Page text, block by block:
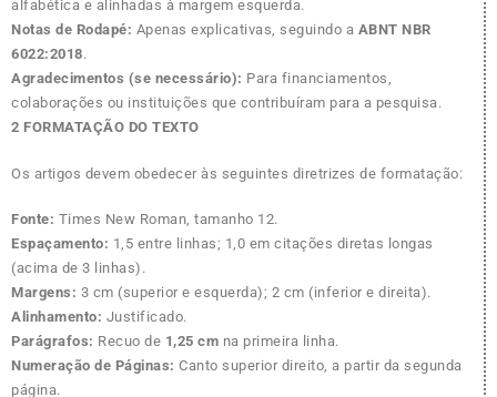
alfabética e alinhadas à margem esquerda.
Notas de Rodapé: Apenas explicativas, seguindo a ABNT NBR
6022:2018.
Agradecimentos (se necessário): Para financiamentos,
colaborações ou instituições que contribuíram para a pesquisa.
2 FORMATAÇÃO DO TEXTO
Os artigos devem obedecer às seguintes diretrizes de formatação:
Fonte: Times New Roman, tamanho 12.
Espaçamento: 1,5 entre linhas; 1,0 em citações diretas longas
(acima de 3 linhas).
Margens: 3 cm (superior e esquerda); 2 cm (inferior e direita).
Alinhamento: Justificado.
Parágrafos: Recuo de 1,25 cm na primeira linha.
Numeração de Páginas: Canto superior direito, a partir da segunda
página.